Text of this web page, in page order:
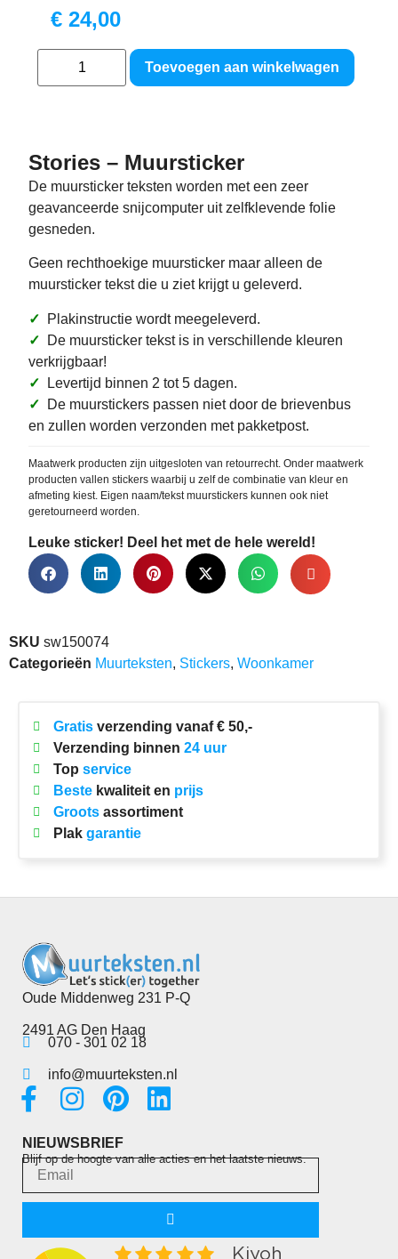
€ 24,00
Toevoegen aan winkelwagen
Stories – Muursticker
De muursticker teksten worden met een zeer
geavanceerde snijcomputer uit zelfklevende folie
gesneden.
Geen rechthoekige muursticker maar alleen de
muursticker tekst die u ziet krijgt u geleverd.
✓ Plakinstructie wordt meegeleverd.
✓ De muursticker tekst is in verschillende kleuren
verkrijgbaar!
✓ Levertijd binnen 2 tot 5 dagen.
✓ De muurstickers passen niet door de brievenbus
en zullen worden verzonden met pakketpost.
Maatwerk producten zijn uitgesloten van retourrecht. Onder maatwerk
producten vallen stickers waarbij u zelf de combinatie van kleur en
afmeting kiest. Eigen naam/tekst muurstickers kunnen ook niet
geretourneerd worden.
Leuke sticker! Deel het met de hele wereld!
SKU sw150074
Categorieën Muurteksten, Stickers, Woonkamer
Gratisverzending vanaf € 50,-
Verzending binnen 24 uur
Top service
Bestekwaliteit en prijs
Grootsassortiment
Plak garantie
Oude Middenweg 231 P-Q
2491 AG Den Haag
070 - 301 02 18
info@muurteksten.nl
NIEUWSBRIEF
Blijf op de hoogte van alle acties en het laatste nieuws.